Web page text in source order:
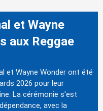
et Wayne
aux Reggae
et Wayne Wonder ont été
2026 pour leur
La cérémonie s'est
avec la